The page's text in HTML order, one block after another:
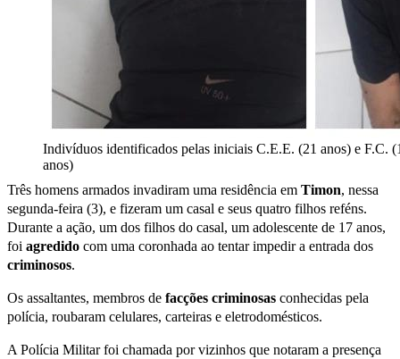
Indivíduos identificados pelas iniciais C.E.E. (21 anos) e F.C.
anos)
Três homens armados invadiram uma residência em Timon, nessa
segunda-feira (3), e fizeram um casal e seus quatro filhos reféns.
Durante a ação, um dos filhos do casal, um adolescente de 17 anos,
foi agredido com uma coronhada ao tentar impedir a entrada dos
criminosos.
Os assaltantes, membros de facções criminosas conhecidas pela
polícia, roubaram celulares, carteiras e eletrodomésticos.
A Polícia Militar foi chamada por vizinhos que notaram a presença